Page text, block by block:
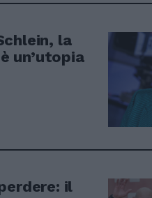
la
un’utopia
il